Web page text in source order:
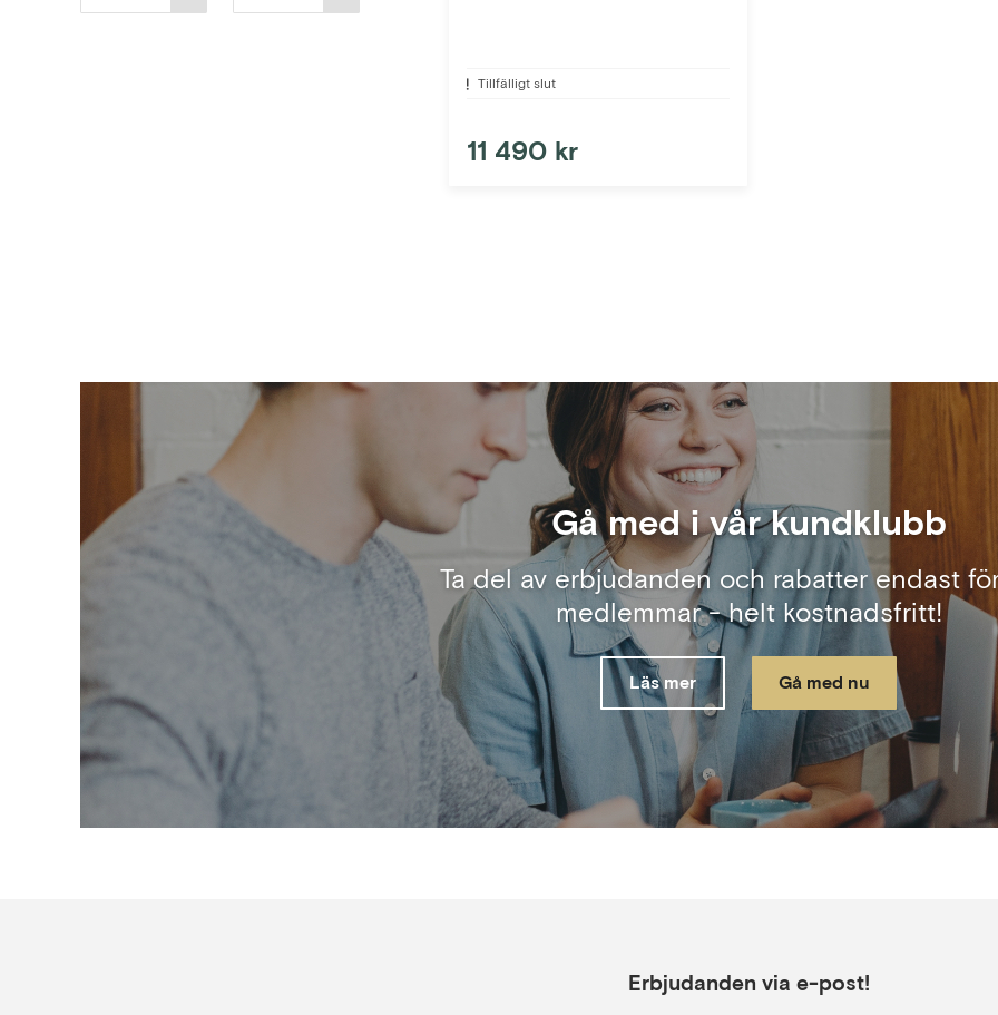
Tillfälligt slut
11 490 kr
Gå med i vår kundklubb
Ta del av erbjudanden och rabatter endast
medlemmar - helt kostnadsfritt!
Läs mer Gå med nu
Erbjudanden via e-post!